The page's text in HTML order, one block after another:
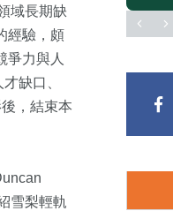
域長期缺
經驗，頗
爭力與人
缺口、
，結束本
雪梨輕軌